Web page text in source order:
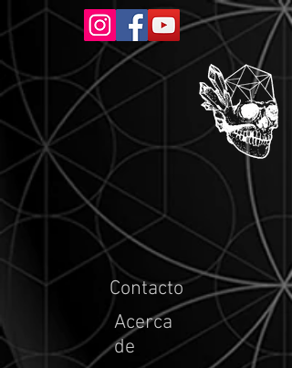
Contacto
Acerca
de